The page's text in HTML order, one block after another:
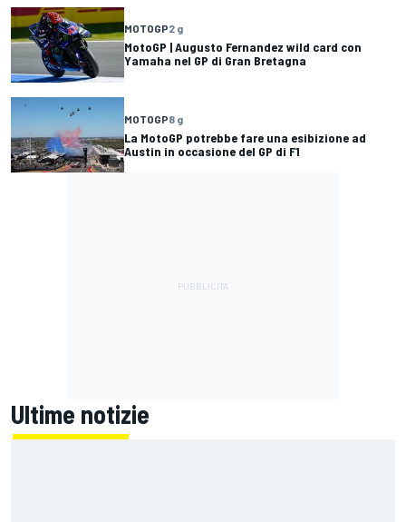
MOTOGP2 g
MotoGP | Augusto Fernandez wild card con
Yamaha nel GP di Gran Bretagna
MOTOGP8 g
La MotoGP potrebbe fare una esibizione ad
Austin in occasione del GP di F1
Ultime notizie